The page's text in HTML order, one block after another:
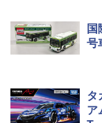
国
号
タ
ア